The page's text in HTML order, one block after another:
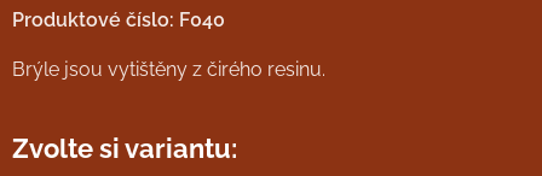
Produktové číslo: F040
Brýle jsou vytištěny z čirého resinu.
Zvolte si variantu: